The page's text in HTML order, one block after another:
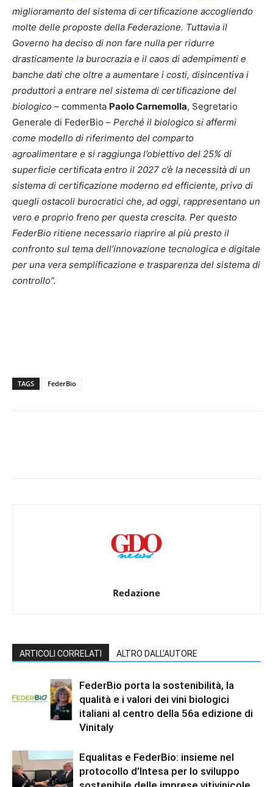
miglioramento del sistema di certificazione accogliendo
molte delle proposte della Federazione. Tuttavia il
Governo ha deciso di non fare nulla per ridurre
drasticamente la burocrazia e il caos di adempimenti e
banche dati che oltre a aumentare i costi, disincentiva i
produttori a entrare nel sistema di certificazione del
biologico – commenta Paolo Carnemolla, Segretario
Generale di FederBio – Perché il biologico si affermi
come modello di riferimento del comparto
agroalimentare e si raggiunga l’obiettivo del 25% di
superficie certificata entro il 2027 c’è la necessità di un
sistema di certificazione moderno ed efficiente, privo di
quegli ostacoli burocratici che, ad oggi, rappresentano un
vero e proprio freno per questa crescita. Per questo
FederBio ritiene necessario riaprire al più presto il
confronto sul tema dell’innovazione tecnologica e digitale
per una vera semplificazione e trasparenza del sistema di
controllo”.
TAGS FederBio
Redazione
ARTICOLI CORRELATI ALTRO DALL'AUTORE
FederBio porta la sostenibilità, la
qualità e i valori dei vini biologici
italiani al centro della 56a edizione di
Vinitaly
Equalitas e FederBio: insieme nel
protocollo d’Intesa per lo sviluppo